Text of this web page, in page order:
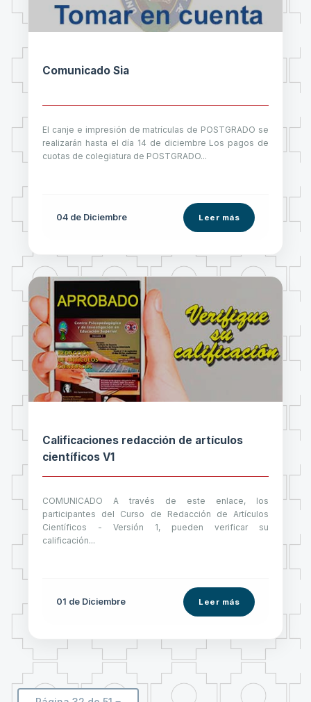
Comunicado Sia
El canje e impresión de matrículas de POSTGRADO se
realizarán hasta el día 14 de diciembre Los pagos de
cuotas de colegiatura de POSTGRADO...
04 de Diciembre Leer más
Calificaciones redacción de artículos
científicos V1
COMUNICADO A través de este enlace, los
participantes del Curso de Redacción de Artículos
Científicos - Versión 1, pueden verificar su
calificación...
01 de Diciembre Leer más